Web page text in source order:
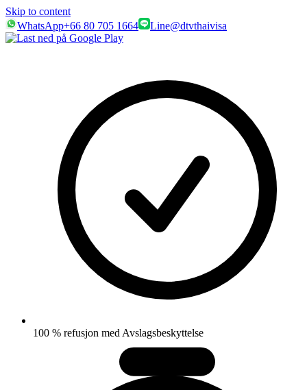
Skip to content
WhatsApp+66 80 705 1664 Line@dtvthaivisa
100 % refusjon med Avslagsbeskyttelse